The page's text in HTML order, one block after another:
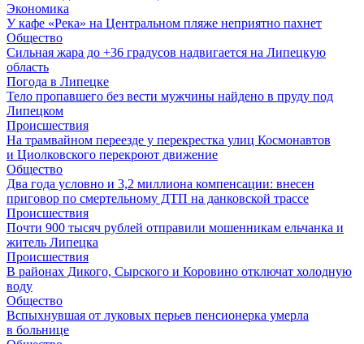
Экономика
У кафе «Река» на Центральном пляже неприятно пахнет
Общество
Сильная жара до +36 градусов надвигается на Липецкую
область
Погода в Липецке
Тело пропавшего без вести мужчины найдено в пруду под
Липецком
Происшествия
На трамвайном переезде у перекрестка улиц Космонавтов
и Циолковского перекроют движение
Общество
Два года условно и 3,2 миллиона компенсации: внесен
приговор по смертельному ДТП на данковской трассе
Происшествия
Почти 900 тысяч рублей отправили мошенникам ельчанка и
житель Липецка
Происшествия
В районах Дикого, Сырского и Коровино отключат холодную
воду
Общество
Вспыхнувшая от луковых перьев пенсионерка умерла
в больнице